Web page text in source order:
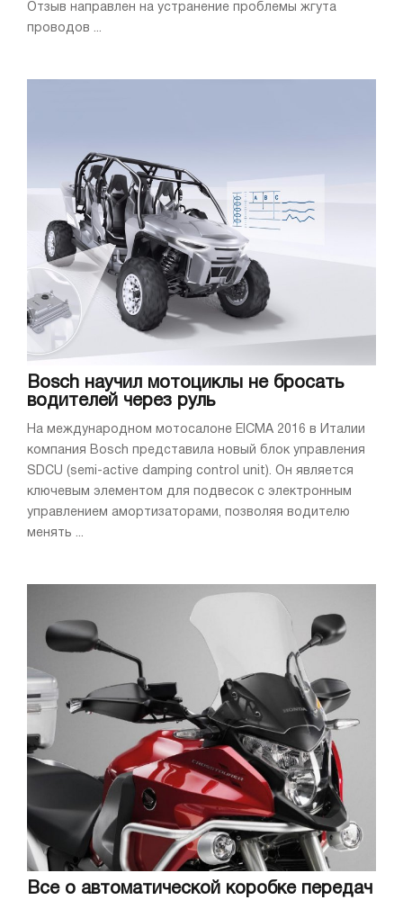
Отзыв направлен на устранение проблемы жгута
проводов ...
Bosch научил мотоциклы не бросать
водителей через руль
На международном мотосалоне EICMA 2016 в Италии
компания Bosch представила новый блок управления
SDCU (semi-active damping control unit). Он является
ключевым элементом для подвесок с электронным
управлением амортизаторами, позволяя водителю
менять ...
Все о автоматической коробке передач